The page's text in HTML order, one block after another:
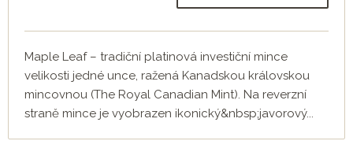
Maple Leaf – tradiční platinová investiční mince
velikosti jedné unce, ražená Kanadskou královskou
mincovnou (The Royal Canadian Mint). Na reverzní
straně mince je vyobrazen ikonický&nbsp;javorový...